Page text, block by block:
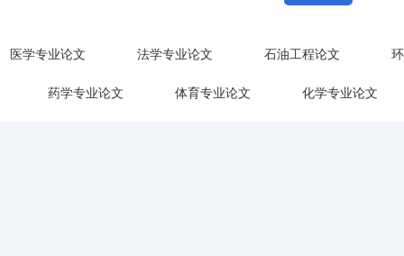
医学专业论文 法学专业论文 石油工程论文
药学专业论文 体育专业论文 化学专业论文